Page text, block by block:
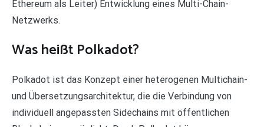
Ethereum als Leiter) Entwicklung eines Multi-Chain-
Netzwerks.
Was heißt Polkadot?
Polkadot ist das Konzept einer heterogenen Multichain-
und Übersetzungsarchitektur, die die Verbindung von
individuell angepassten Sidechains mit öffentlichen